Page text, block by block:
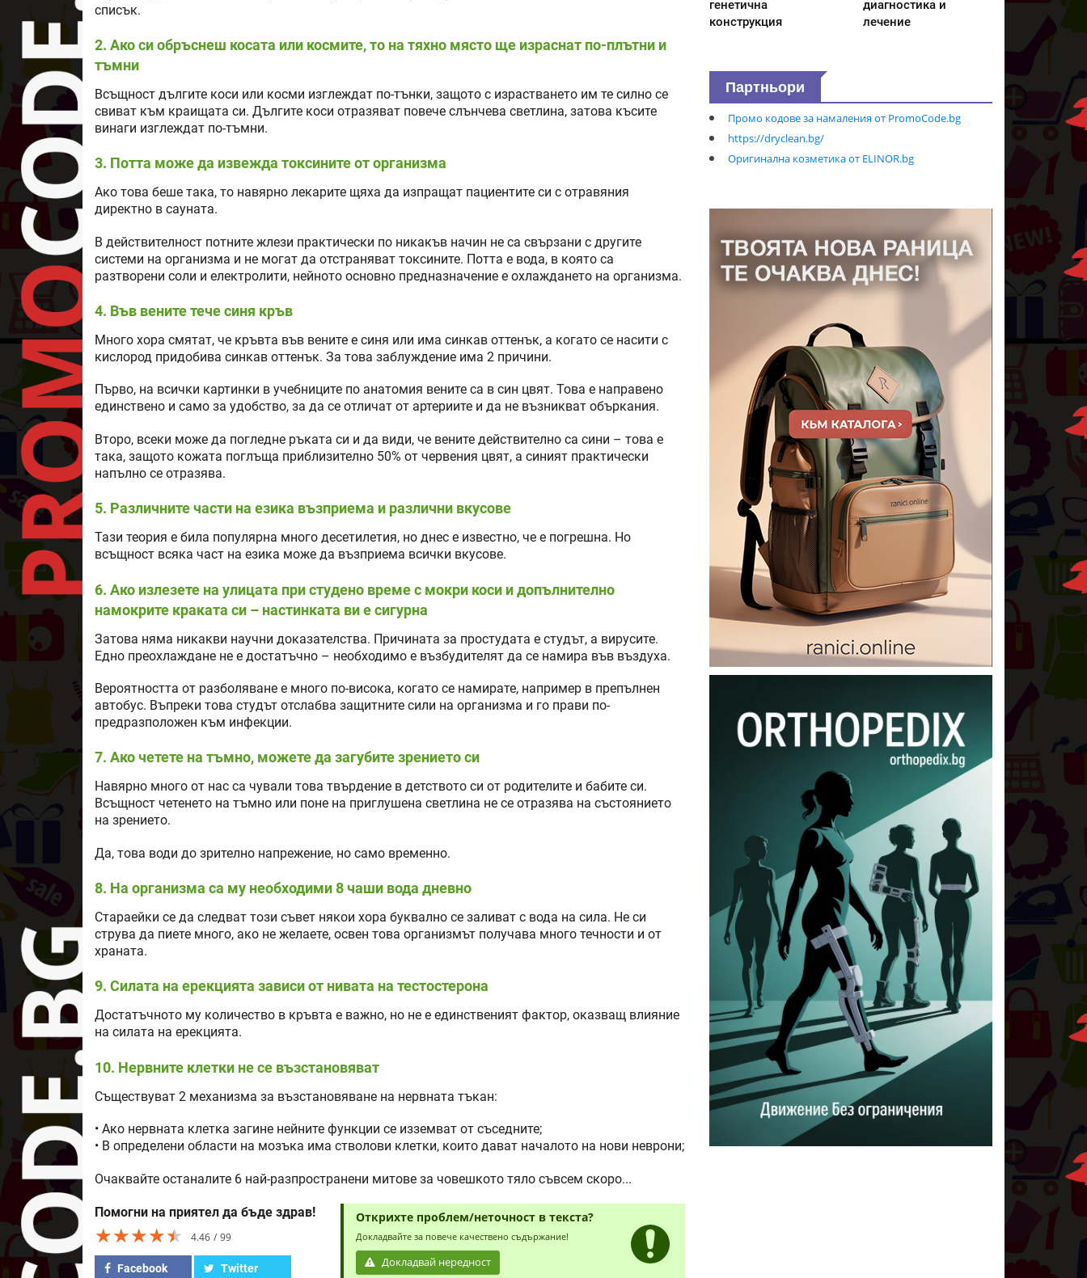
списък.
2. Ако си обръснеш косата или космите, то на тяхно място ще израснат по-плътни и
тъмни
Всъщност дългите коси или косми изглеждат по-тънки, защото с израстването им те силно се
свиват към краищата си. Дългите коси отразяват повече слънчева светлина, затова късите
винаги изглеждат по-тъмни.
3. Потта може да извежда токсините от организма
Ако това беше така, то навярно лекарите щяха да изпращат пациентите си с отравяния
директно в сауната.
В действителност потните жлези практически по никакъв начин не са свързани с другите
системи на организма и не могат да отстраняват токсините. Потта е вода, в която са
разтворени соли и електролити, нейното основно предназначение е охлаждането на организма.
4. Във вените тече синя кръв
Много хора смятат, че кръвта във вените е синя или има синкав оттенък, а когато се насити с
кислород придобива синкав оттенък. За това заблуждение има 2 причини.
Първо, на всички картинки в учебниците по анатомия вените са в син цвят. Това е направено
единствено и само за удобство, за да се отличат от артериите и да не възникват объркания.
Второ, всеки може да погледне ръката си и да види, че вените действително са сини – това е
така, защото кожата поглъща приблизително 50% от червения цвят, а синият практически
напълно се отразява.
5. Различните части на езика възприема и различни вкусове
Тази теория е била популярна много десетилетия, но днес е известно, че е погрешна. Но
всъщност всяка част на езика може да възприема всички вкусове.
6. Ако излезете на улицата при студено време с мокри коси и допълнително
намокрите краката си – настинката ви е сигурна
Затова няма никакви научни доказателства. Причината за простудата е студът, а вирусите.
Едно преохлаждане не е достатъчно – необходимо е възбудителят да се намира във въздуха.
Вероятността от разболяване е много по-висока, когато се намирате, например в препълнен
автобус. Въпреки това студът отслабва защитните сили на организма и го прави по-
предразположен към инфекции.
7. Ако четете на тъмно, можете да загубите зрението си
Навярно много от нас са чували това твърдение в детството си от родителите и бабите си.
Всъщност четенето на тъмно или поне на приглушена светлина не се отразява на състоянието
на зрението.
Да, това води до зрително напрежение, но само временно.
8. На организма са му необходими 8 чаши вода дневно
Стараейки се да следват този съвет някои хора буквално се заливат с вода на сила. Не си
струва да пиете много, ако не желаете, освен това организмът получава много течности и от
храната.
9. Силата на ерекцията зависи от нивата на тестостерона
Достатъчното му количество в кръвта е важно, но не е единственият фактор, оказващ влияние
на силата на ерекцията.
10. Нервните клетки не се възстановяват
Съществуват 2 механизма за възстановяване на нервната тъкан:
• Ако нервната клетка загине нейните функции се изземват от съседните;
• В определени области на мозъка има стволови клетки, които дават началото на нови неврони;
Очаквайте останалите 6 най-разпространени митове за човешкото тяло съвсем скоро...
Помогни на приятел да бъде здрав!
★★★★★
★★★★★
★★★★★ 4.46 99
Facebook Twitter
Открихте проблем/неточност в текста?
Докладвайте за повече качествено съдържание!
Докладвай нередност
генетична
конструкция
диагностика и
лечение
Партньори
Промо кодове за намаления от PromoCode.bg
https://dryclean.bg/
Оригинална козметика от ELINOR.bg